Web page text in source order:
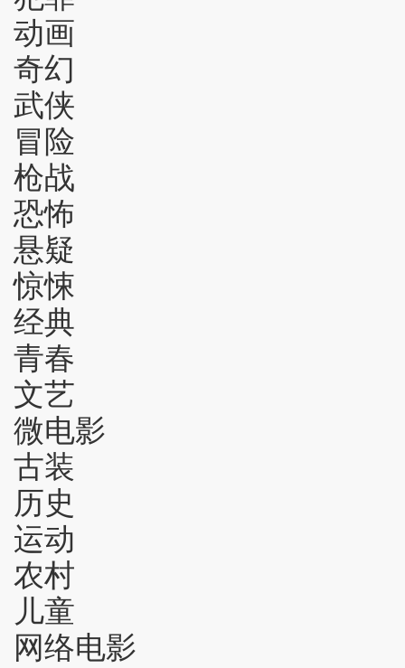
动画
奇幻
武侠
冒险
枪战
恐怖
悬疑
惊悚
经典
青春
文艺
微电影
古装
历史
运动
农村
儿童
网络电影